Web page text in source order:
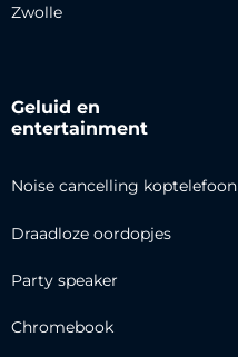
Zwolle
Geluid en
entertainment
Noise cancelling koptelefoon
Draadloze oordopjes
Party speaker
Chromebook